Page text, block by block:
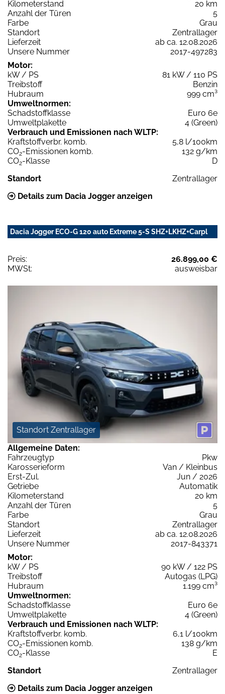
Kilometerstand
20 km
Anzahl der Türen
5
Farbe
Grau
Standort
Zentrallager
Lieferzeit
ab ca. 12.08.2026
Unsere Nummer
2017-497283
Motor:
kW / PS
81 kW / 110 PS
Treibstoff
Benzin
Hubraum
999 cm³
Umweltnormen:
Schadstoffklasse
Euro 6e
Umweltplakette
4 (Green)
Verbrauch und Emissionen nach WLTP:
Kraftstoffverbr. komb.
5,8 l/100km
CO2-Emissionen komb.
132 g/km
CO2-Klasse
D
Standort
Zentrallager
Details zum Dacia Jogger anzeigen
Dacia Jogger ECO-G 120 auto Extreme 5-S SHZ+LKHZ+Carpl
Preis:
26.899,00 €
MWSt:
ausweisbar
Standort Zentrallager
Allgemeine Daten:
Fahrzeugtyp
Pkw
Karosserieform
Van / Kleinbus
Erst-Zul.
Jun / 2026
Getriebe
Automatik
Kilometerstand
20 km
Anzahl der Türen
5
Farbe
Grau
Standort
Zentrallager
Lieferzeit
ab ca. 12.08.2026
Unsere Nummer
2017-843371
Motor:
kW / PS
90 kW / 122 PS
Treibstoff
Autogas (LPG)
Hubraum
1.199 cm³
Umweltnormen:
Schadstoffklasse
Euro 6e
Umweltplakette
4 (Green)
Verbrauch und Emissionen nach WLTP:
Kraftstoffverbr. komb.
6,1 l/100km
CO2-Emissionen komb.
138 g/km
CO2-Klasse
E
Standort
Zentrallager
Details zum Dacia Jogger anzeigen